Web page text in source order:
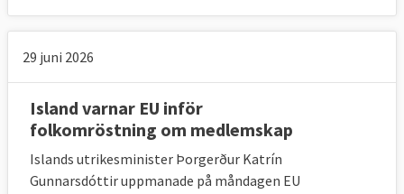
Här återfinns de tio länderna längst ned på
skalan tillsammans med EU-länderna
Ungern och Bulgarien i World Justice
Projects senaste rättsstatlighetsindex för
2022.
29 juni 2026
Island varnar EU inför
folkomröstning om medlemskap
Islands utrikesminister Þorgerður Katrín
Gunnarsdóttir uppmanade på måndagen EU